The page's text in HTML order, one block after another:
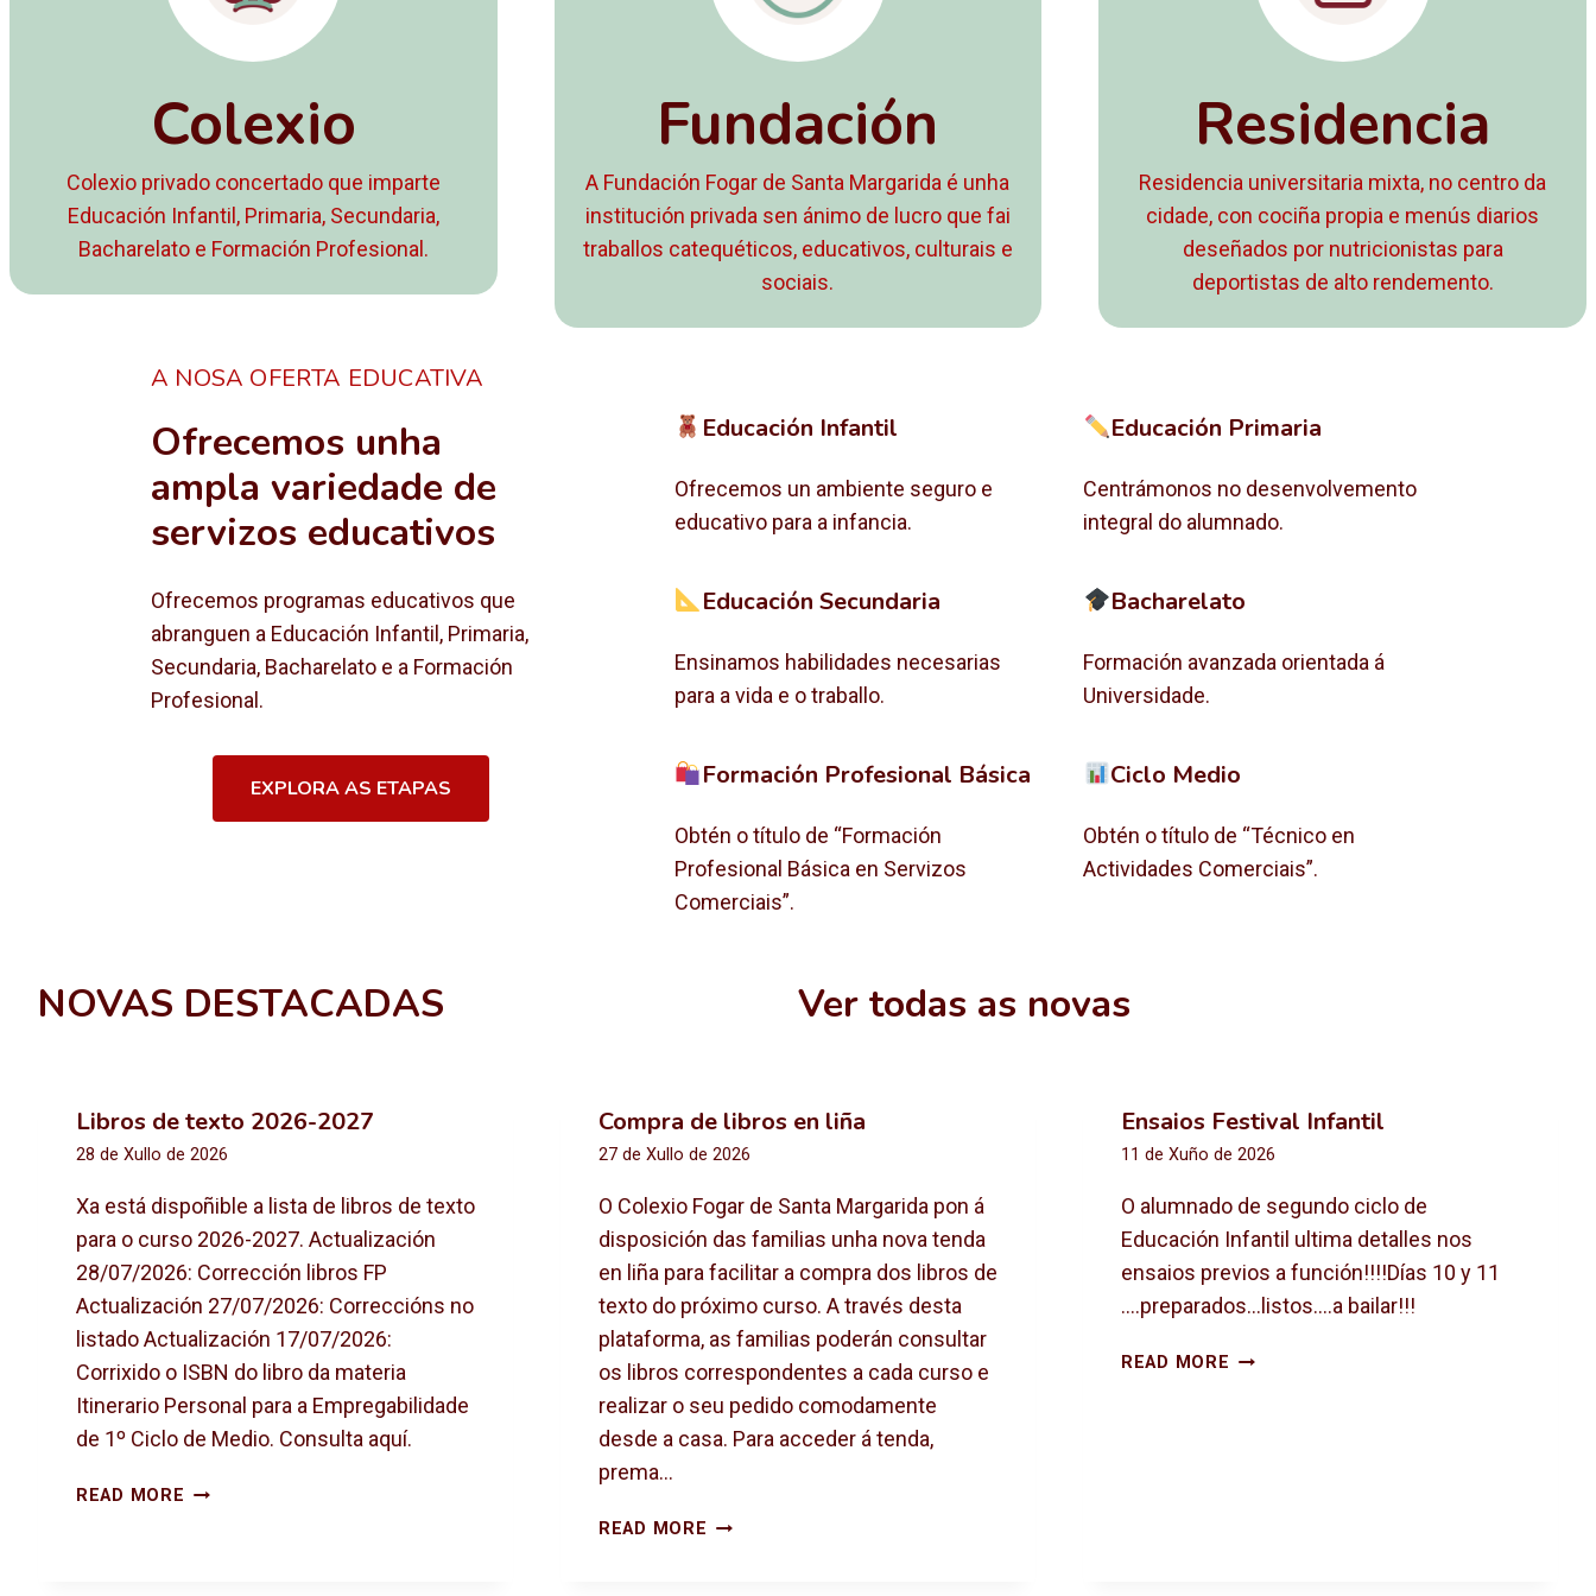
Colexio
Colexio privado concertado que imparte
Educación Infantil, Primaria, Secundaria,
Bacharelato e Formación Profesional.
Fundación
A Fundación Fogar de Santa Margarida é unha
institución privada sen ánimo de lucro que fai
traballos catequéticos, educativos, culturais e
sociais.
Residencia
Residencia universitaria mixta, no centro da
cidade, con cociña propia e menús diarios
deseñados por nutricionistas para
deportistas de alto rendemento.
A NOSA OFERTA EDUCATIVA
Ofrecemos unha
ampla variedade de
servizos educativos
Ofrecemos programas educativos que
abranguen a Educación Infantil, Primaria,
Secundaria, Bacharelato e a Formación
Profesional.
EXPLORA AS ETAPAS
Educación Infantil
Ofrecemos un ambiente seguro e
educativo para a infancia.
Educación Primaria
Centrámonos no desenvolvemento
integral do alumnado.
Educación Secundaria
Ensinamos habilidades necesarias
para a vida e o traballo.
Bacharelato
Formación avanzada orientada á
Universidade.
Formación Profesional Básica
Obtén o título de “Formación
Profesional Básica en Servizos
Comerciais”.
Ciclo Medio
Obtén o título de “Técnico en
Actividades Comerciais”.
NOVAS DESTACADAS Ver todas as novas
Libros de texto 2026-2027
28 de Xullo de 2026
Xa está dispoñible a lista de libros de texto
para o curso 2026-2027. Actualización
28/07/2026: Corrección libros FP
Actualización 27/07/2026: Correccións no
listado Actualización 17/07/2026:
Corrixido o ISBN do libro da materia
Itinerario Personal para a Empregabilidade
de 1º Ciclo de Medio. Consulta aquí.
READ MORE L
Compra de libros en liña
27 de Xullo de 2026
O Colexio Fogar de Santa Margarida pon á
disposición das familias unha nova tenda
en liña para facilitar a compra dos libros de
texto do próximo curso. A través desta
plataforma, as familias poderán consultar
os libros correspondentes a cada curso e
realizar o seu pedido comodamente
desde a casa. Para acceder á tenda,
prema…
READ MORE C
Ensaios Festival Infantil
11 de Xuño de 2026
O alumnado de segundo ciclo de
Educación Infantil ultima detalles nos
ensaios previos a función!!!!Días 10 y 11
….preparados…listos….a bailar!!!
READ MORE E